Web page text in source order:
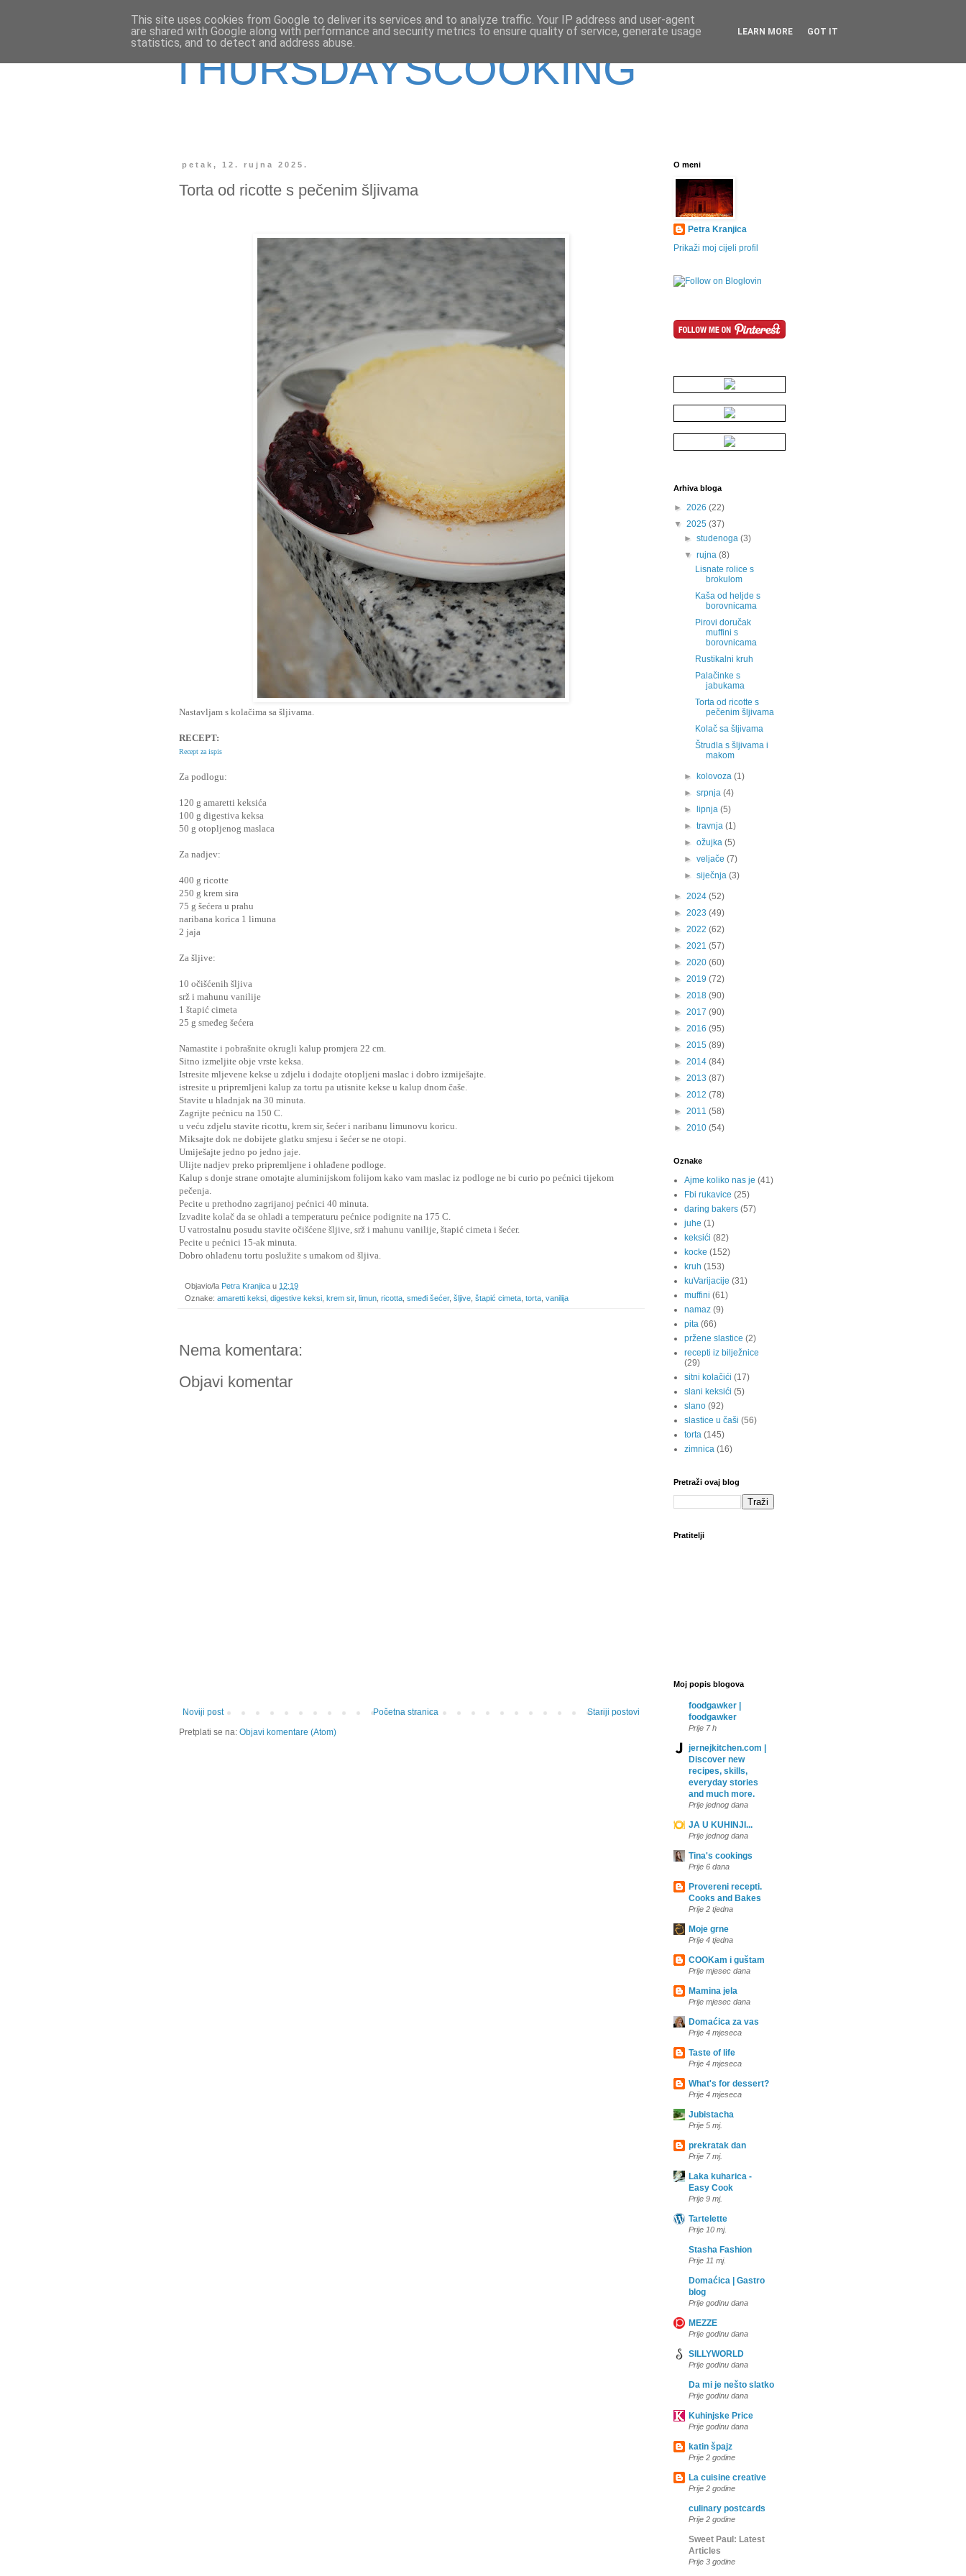
THURSDAYSCOOKING
petak, 12. rujna 2025.
Torta od ricotte s pečenim šljivama
Nastavljam s kolačima sa šljivama.
RECEPT:
Recept za ispis
Za podlogu:
120 g amaretti keksića
100 g digestiva keksa
50 g otopljenog maslaca
Za nadjev:
400 g ricotte
250 g krem sira
75 g šećera u prahu
naribana korica 1 limuna
2 jaja
Za šljive:
10 očišćenih šljiva
srž i mahunu vanilije
1 štapić cimeta
25 g smeđeg šećera
Namastite i pobrašnite okrugli kalup promjera 22 cm.
Sitno izmeljite obje vrste keksa.
Istresite mljevene kekse u zdjelu i dodajte otopljeni maslac i dobro izmiješajte.
istresite u pripremljeni kalup za tortu pa utisnite kekse u kalup dnom čaše.
Stavite u hladnjak na 30 minuta.
Zagrijte pećnicu na 150 C.
u veću zdjelu stavite ricottu, krem sir, šećer i naribanu limunovu koricu.
Miksajte dok ne dobijete glatku smjesu i šećer se ne otopi.
Umiješajte jedno po jedno jaje.
Ulijte nadjev preko pripremljene i ohlađene podloge.
Kalup s donje strane omotajte aluminijskom folijom kako vam maslac iz podloge ne bi curio po pećnici tijekom
pečenja.
Pecite u prethodno zagrijanoj pećnici 40 minuta.
Izvadite kolač da se ohladi a temperaturu pećnice podignite na 175 C.
U vatrostalnu posudu stavite očišćene šljive, srž i mahunu vanilije, štapić cimeta i šećer.
Pecite u pećnici 15-ak minuta.
Dobro ohlađenu tortu poslužite s umakom od šljiva.
Objavio/la Petra Kranjica u 12:19
Oznake: amaretti keksi digestive keksi krem sir, limun ricotta smeđi šećer, šljive štapić cimeta torta vanilija
Nema komentara:
Objavi komentar
Noviji post Stariji postovi
Početna stranica
Pretplati se na: Objavi komentare (Atom)
O meni
Petra Kranjica
Prikaži moj cijeli profil
Arhiva bloga
► 2026 (22)
▼ 2025 (37)
►studenoga(3)
▼rujna(8)
Lisnate rolice s
brokulom
Kaša od heljde s
borovnicama
Pirovi doručak
muffini s
borovnicama
Rustikalni kruh
Palačinke s
jabukama
Torta od ricotte s
pečenim šljivama
Kolač sa šljivama
Štrudla s šljivama i
makom
► kolovoza(1)
►srpnja(4)
►
lipnja(5)
►travnja(1)
►ožujka(5)
►veljače(7)
►siječnja(3)
► 2024 (52)
► 2023 (49)
► 2022 (62)
► 2021 (57)
► 2020 (60)
► 2019 (72)
► 2018 (90)
► 2017 (90)
► 2016 (95)
► 2015 (89)
► 2014 (84)
► 2013 (87)
► 2012 (78)
► 2011 (58)
► 2010 (54)
Oznake
Ajme koliko nas je (41)
Fbi rukavice (25)
daring bakers (57)
juhe (1)
keksići (82)
kocke (152)
kruh (153)
kuVarijacije (31)
muffini (61)
namaz (9)
pita (66)
pržene slastice (2)
recepti iz bilježnice
(29)
sitni kolačići (17)
slani keksići (5)
slano (92)
slastice u čaši (56)
torta (145)
zimnica (16)
Pretraži ovaj blog
Pratitelji
Moj popis blogova
foodgawker |
foodgawker
Prije 7 h
jernejkitchen.com |
Discover new
recipes, skills,
everyday stories
and much more.
Prije jednog dana
JA U KUHINJI...
Prije jednog dana
Tina's cookings
Prije 6 dana
Provereni recepti.
Cooks and Bakes
Prije 2 tjedna
Moje grne
Prije 4 tjedna
COOKam i guštam
Prije mjesec dana
Mamina jela
Prije mjesec dana
Domaćica za vas
Prije 4 mjeseca
Taste of life
Prije 4 mjeseca
What's for dessert?
Prije 4 mjeseca
Jubistacha
Prije 5 mj.
prekratak dan
Prije 7 mj.
Laka kuharica -
Easy Cook
Prije 9 mj.
Tartelette
Prije 10 mj.
Stasha Fashion
Prije 11 mj.
Domaćica | Gastro
blog
Prije godinu dana
MEZZE
Prije godinu dana
SILLYWORLD
Prije godinu dana
Da mi je nešto slatko
Prije godinu dana
Kuhinjske Price
Prije godinu dana
katin špajz
Prije 2 godine
La cuisine creative
Prije 2 godine
culinary postcards
Prije 2 godine
Sweet Paul: Latest
Articles
Prije 3 godine
This site uses cookies from Google to deliver its services and to analyze traffic. Your IP address and user-agent
are shared with Google along with performance and security metrics to ensure quality of service, generate usage
statistics, and to detect and address abuse.
LEARN MORE GOT IT